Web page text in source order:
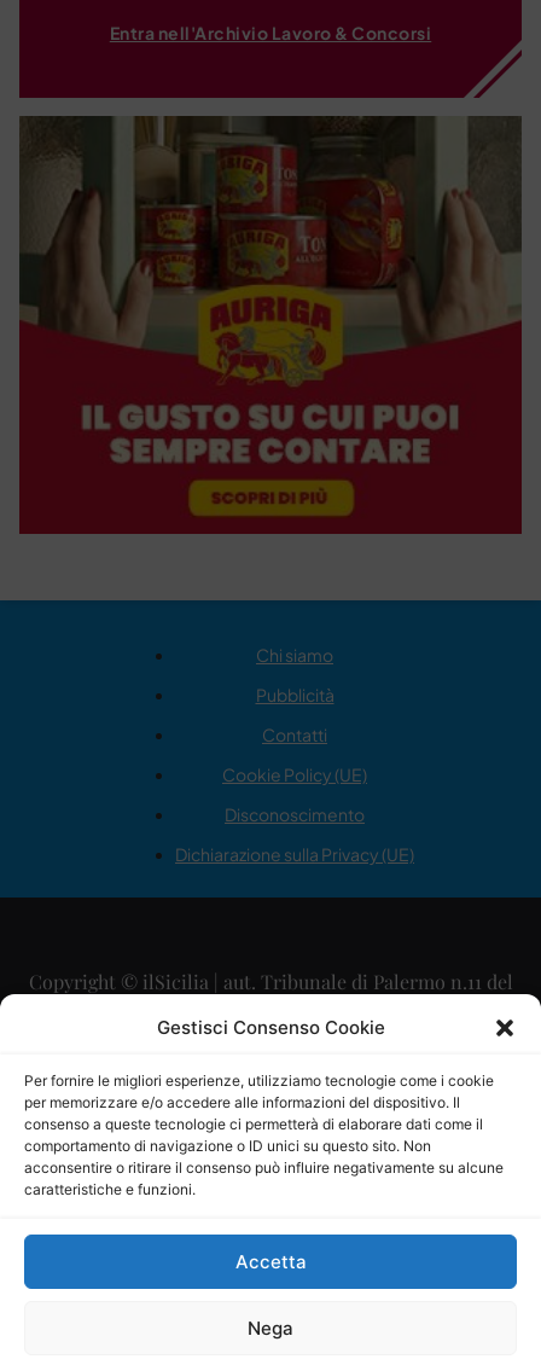
Gestisci Consenso Cookie
Per fornire le migliori esperienze, utilizziamo tecnologie come i cookie
per memorizzare e/o accedere alle informazioni del dispositivo. Il
consenso a queste tecnologie ci permetterà di elaborare dati come il
comportamento di navigazione o ID unici su questo sito. Non
acconsentire o ritirare il consenso può influire negativamente su alcune
caratteristiche e funzioni.
Accetta
Nega
Entra nell'Archivio Lavoro & Concorsi
Chi siamo
Pubblicità
Contatti
Cookie Policy (UE)
Disconoscimento
Dichiarazione sulla Privacy (UE)
Copyright © ilSicilia | aut. Tribunale di Palermo n.11 del
29/09/2015
Direttore Editoriale: Maurizio Scaglione
Direttore Responsabile: Maria Calabrese
P.IVA: 06334930820
Mercurio Comunicazione Società Cooperativa a r.l. è
iscritta al Registro degli Operatori di Comunicazione al